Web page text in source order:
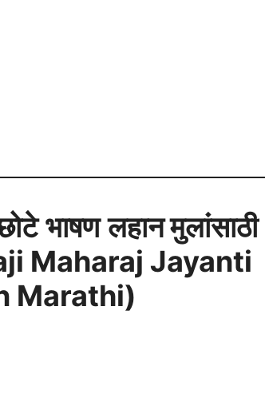
भाषण लहान मुलांसाठी
Maharaj Jayanti
Marathi)